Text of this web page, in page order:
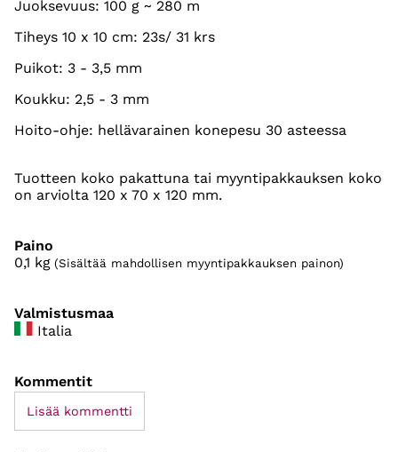
Juoksevuus: 100 g ~ 280 m
Tiheys 10 x 10 cm: 23s/ 31 krs
Puikot: 3 - 3,5 mm
Koukku: 2,5 - 3 mm
Hoito-ohje: hellävarainen konepesu 30 asteessa
Tuotteen koko pakattuna tai myyntipakkauksen koko
on arviolta 120 x 70 x 120 mm.
Paino
0,1 kg (Sisältää mahdollisen myyntipakkauksen painon)
Valmistusmaa
Italia
Kommentit
Lisää kommentti